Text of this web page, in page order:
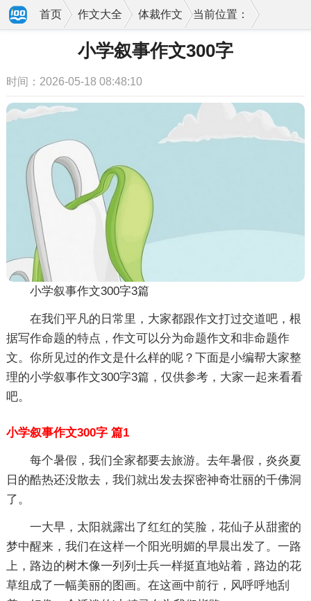
当前位置：
首页 作文大全 体裁作文
小学叙事作文300字
时间：2026-05-18 08:48:10
小学叙事作文300字3篇
在我们平凡的日常里，大家都跟作文打过交道吧，根
据写作命题的特点，作文可以分为命题作文和非命题作
文。你所见过的作文是什么样的呢？下面是小编帮大家整
理的小学叙事作文300字3篇，仅供参考，大家一起来看看
吧。
小学叙事作文300字 篇1
每个暑假，我们全家都要去旅游。去年暑假，炎炎夏
日的酷热还没散去，我们就出发去探密神奇壮丽的千佛洞
了。
一大早，太阳就露出了红红的笑脸，花仙子从甜蜜的
梦中醒来，我们在这样一个阳光明媚的早晨出发了。一路
上，路边的树木像一列列士兵一样挺直地站着，路边的花
草组成了一幅美丽的图画。在这画中前行，风呼呼地刮